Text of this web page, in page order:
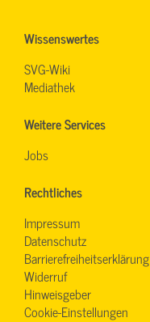
Wissenswertes
SVG-Wiki
Mediathek
Weitere Services
Jobs
Rechtliches
Impressum
Datenschutz
Barrierefreiheitserklärung
Widerruf
Hinweisgeber
Cookie-Einstellungen